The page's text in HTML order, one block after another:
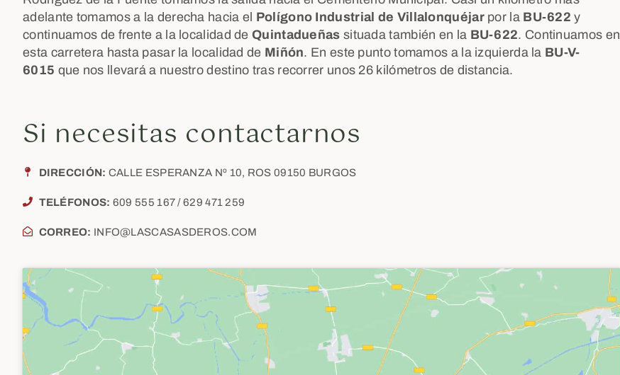
adelante tomamos a la derecha hacia el Polígono Industrial de Villalonquéjarpor la BU-622 y
continuamos de frente a la localidad de Quintadueñas situada también en la BU-622. Continuamos en
esta carretera hasta pasar la localidad de Miñón. En este punto tomamos a la izquierda la BU-V-
6015 que nos llevará a nuestro destino tras recorrer unos 26 kilómetros de distancia.
Si necesitas contactarnos
DIRECCIÓN: CALLE ESPERANZA Nº 10, ROS 09150 BURGOS
TELÉFONOS: 609 555 167 / 629 471 259
CORREO: INFO@LASCASASDEROS.COM